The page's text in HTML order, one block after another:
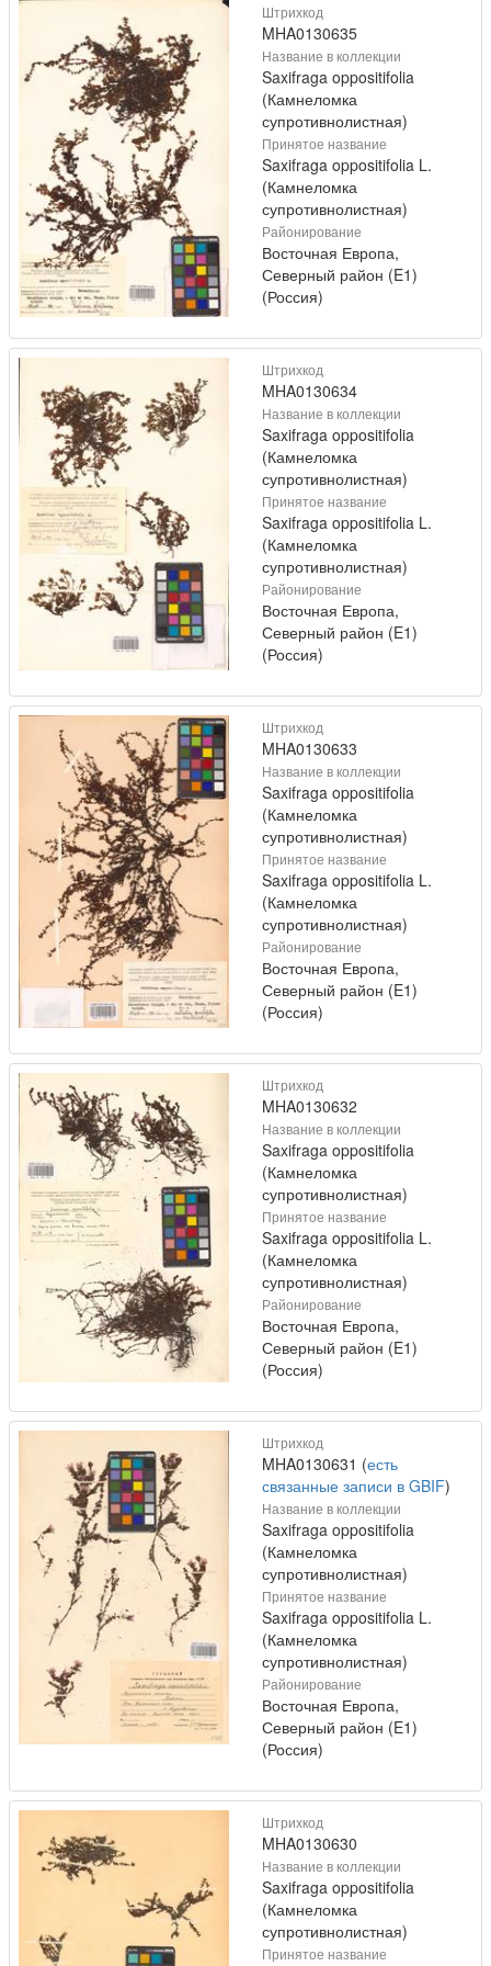
Штрихкод
MHA0130635
Название в коллекции
Saxifraga oppositifolia
(Камнеломка
супротивнолистная)
Принятое название
Saxifraga oppositifolia L.
(Камнеломка
супротивнолистная)
Районирование
Восточная Европа,
Северный район (E1)
(Россия)
Штрихкод
MHA0130634
Название в коллекции
Saxifraga oppositifolia
(Камнеломка
супротивнолистная)
Принятое название
Saxifraga oppositifolia L.
(Камнеломка
супротивнолистная)
Районирование
Восточная Европа,
Северный район (E1)
(Россия)
Штрихкод
MHA0130633
Название в коллекции
Saxifraga oppositifolia
(Камнеломка
супротивнолистная)
Принятое название
Saxifraga oppositifolia L.
(Камнеломка
супротивнолистная)
Районирование
Восточная Европа,
Северный район (E1)
(Россия)
Штрихкод
MHA0130632
Название в коллекции
Saxifraga oppositifolia
(Камнеломка
супротивнолистная)
Принятое название
Saxifraga oppositifolia L.
(Камнеломка
супротивнолистная)
Районирование
Восточная Европа,
Северный район (E1)
(Россия)
Штрихкод
MHA0130631 (есть
связанные записи в GBIF)
Название в коллекции
Saxifraga oppositifolia
(Камнеломка
супротивнолистная)
Принятое название
Saxifraga oppositifolia L.
(Камнеломка
супротивнолистная)
Районирование
Восточная Европа,
Северный район (E1)
(Россия)
Штрихкод
MHA0130630
Название в коллекции
Saxifraga oppositifolia
(Камнеломка
супротивнолистная)
Принятое название